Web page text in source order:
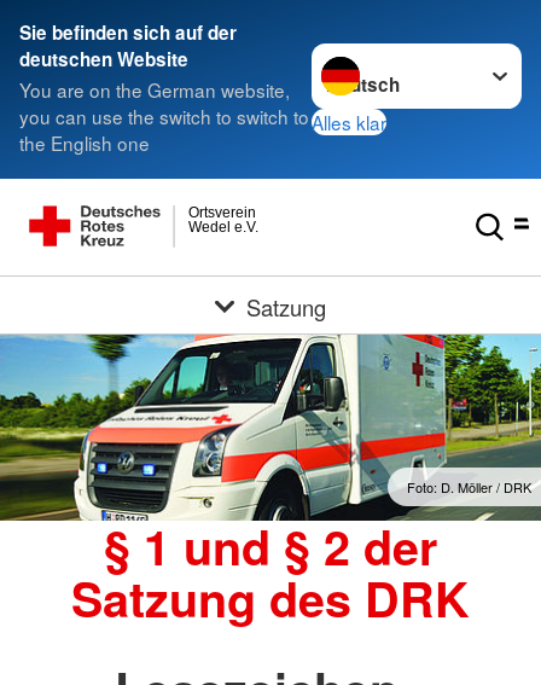
Sie befinden sich auf der
deutschen Website
You are on the German website,
you can use the switch to switch to
the English one
Sprache wechseln zu
Alles klar
Wedel e.V.
Ortsverein
Satzung
Foto: D. Möller / DRK
§ 1 und § 2 der
Satzung des DRK